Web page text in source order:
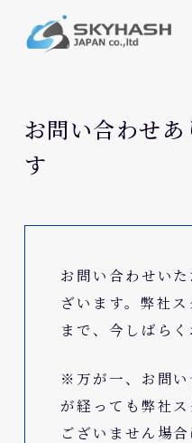
お問い合わせ
す
お問い合わせい
ざいます。弊社
まで、今しばらく
※万が一、お問い
が経っても弊社
ございません場